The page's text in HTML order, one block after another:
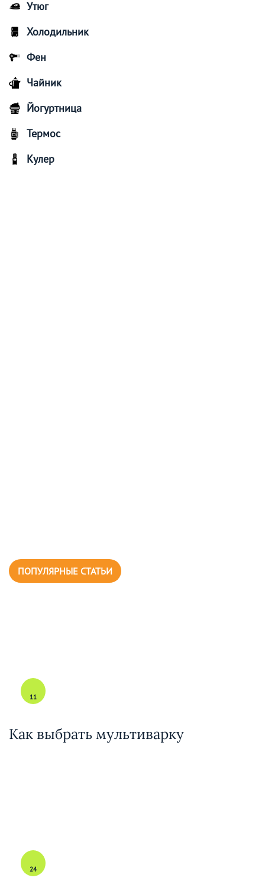
Утюг
Холодильник
Фен
Чайник
Йогуртница
Термос
Кулер
ПОПУЛЯРНЫЕ СТАТЬИ
11
Как выбрать мультиварку
24